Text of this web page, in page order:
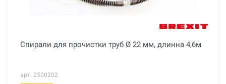
Спирали для прочистки труб Ø 22 мм, длинна 4,6м
арт. 2500202